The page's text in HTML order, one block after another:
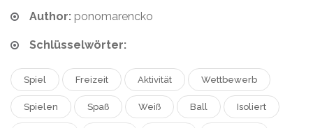
Author: ponomarencko
Schlüsselwörter:
Spiel Freizeit Aktivität Wettbewerb
Spielen Spaß Weiß Ball Isoliert